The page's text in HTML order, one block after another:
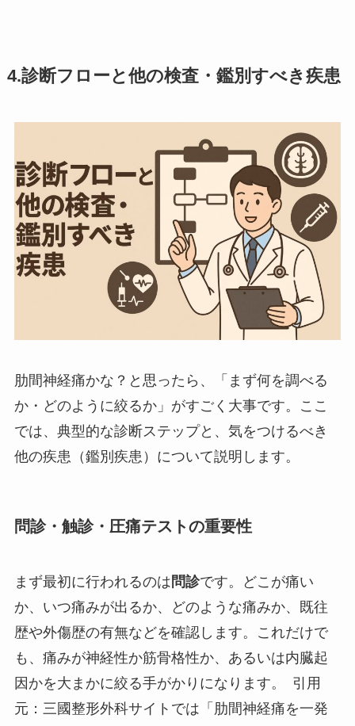
4.診断フローと他の検査・鑑別すべき疾患
肋間神経痛かな？と思ったら、「まず何を調べる
か・どのように絞るか」がすごく大事です。ここ
では、典型的な診断ステップと、気をつけるべき
他の疾患（鑑別疾患）について説明します。
問診・触診・圧痛テストの重要性
まず最初に行われるのは 問診です。どこが痛い
か、いつ痛みが出るか、どのような痛みか、既往
歴や外傷歴の有無などを確認します。これだけで
も、痛みが神経性か筋骨格性か、あるいは内臓起
因かを大まかに絞る手がかりになります。 引用
元：三國整形外科サイトでは「肋間神経痛を一発